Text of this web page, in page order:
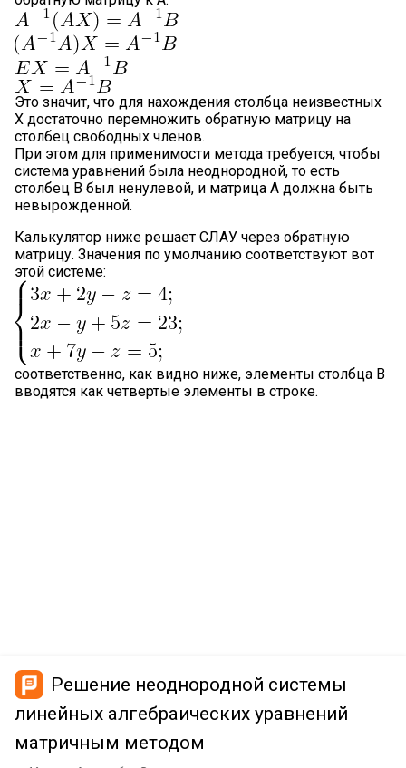
Это значит, что для нахождения столбца неизвестных
X достаточно перемножить обратную матрицу на
столбец свободных членов.
При этом для применимости метода требуется, чтобы
система уравнений была неоднородной, то есть
столбец B был ненулевой, и матрица А должна быть
невырожденной.
Калькулятор ниже решает СЛАУ через обратную
матрицу. Значения по умолчанию соответствуют вот
этой системе:
соответственно, как видно ниже, элементы столбца B
вводятся как четвертые элементы в строке.
Решение неоднородной системы
линейных алгебраических уравнений
матричным методом